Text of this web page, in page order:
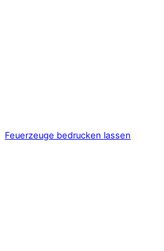
Feuerzeuge bedrucken lassen